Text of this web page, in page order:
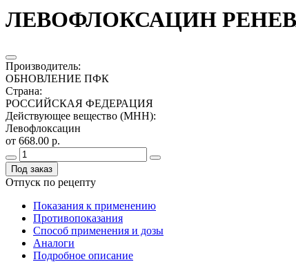
ЛЕВОФЛОКСАЦИН
Производитель:
ОБНОВЛЕНИЕ ПФК
Страна:
РОССИЙСКАЯ ФЕДЕРАЦИЯ
Действующее вещество (МНН):
Левофлоксацин
от 668.00 р.
Под заказ
Отпуск по рецепту
Показания к применению
Противопоказания
Способ применения и дозы
Аналоги
Подробное описание